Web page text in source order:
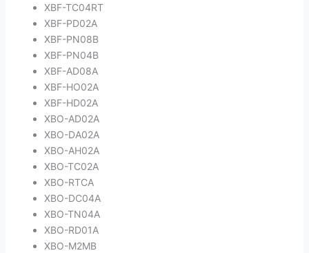
XBF-TC04RT
XBF-PD02A
XBF-PN08B
XBF-PN04B
XBF-AD08A
XBF-HO02A
XBF-HD02A
XBO-AD02A
XBO-DA02A
XBO-AH02A
XBO-TC02A
XBO-RTCA
XBO-DC04A
XBO-TN04A
XBO-RD01A
XBO-M2MB